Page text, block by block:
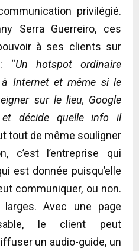
privilégié.
Serra Guerreiro, ces
à ses clients sur
“Un hotspot ordinaire
Internet et même si le
sur le lieu, Google
et décide quelle info il
tout de même souligner
c’est l’entreprise qui
est donnée puisqu’elle
communiquer, ou non.
Avec une page
le client peut
un audio-guide, un